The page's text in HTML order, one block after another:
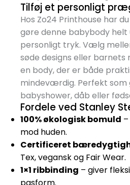
Tilføj et personligt
Hos Zo24 Printhouse har
gøre denne babybody helt
personligt tryk. Vælg
søde designs eller barnets
en body, der er både
mindeværdig. Perfekt som
babyshower, dåb eller
Fordele ved Stanley
100% økologisk bomuld
mod huden.
Certificeret
Tex, vegansk og Fair Wear.
1×1 ribbinding – giver
pasform.